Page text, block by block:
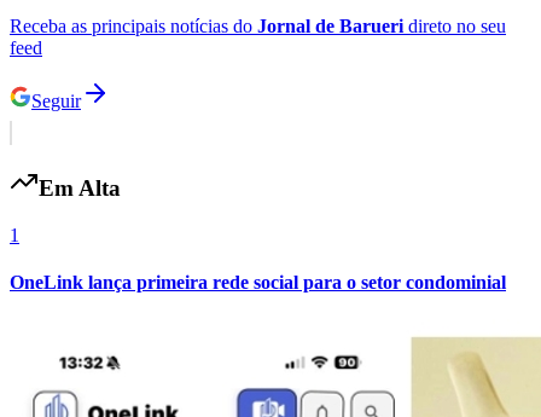
Receba as principais notícias do Jornal de Barueri direto no seu
feed
Seguir
Em Alta
1
OneLink lança primeira rede social para o setor condominial